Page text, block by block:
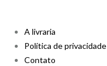
A livraria
Política de privacidade
Contato